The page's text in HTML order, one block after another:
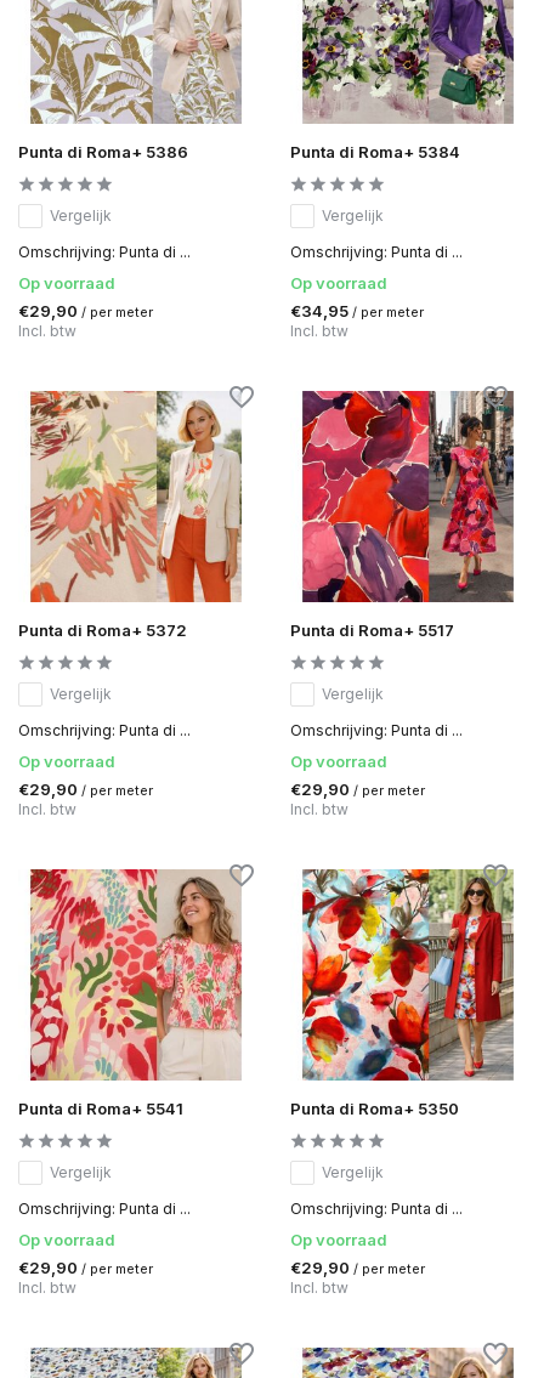
Punta di Roma+ 5386
Vergelijk
Omschrijving: Punta di ...
Op voorraad
€29,90 / per meter
Incl. btw
Punta di Roma+ 5384
Vergelijk
Omschrijving: Punta di ...
Op voorraad
€34,95 / per meter
Incl. btw
Punta di Roma+ 5372
Vergelijk
Omschrijving: Punta di ...
Op voorraad
€29,90 / per meter
Incl. btw
Punta di Roma+ 5517
Vergelijk
Omschrijving: Punta di ...
Op voorraad
€29,90 / per meter
Incl. btw
Punta di Roma+ 5541
Vergelijk
Omschrijving: Punta di ...
Op voorraad
€29,90 / per meter
Incl. btw
Punta di Roma+ 5350
Vergelijk
Omschrijving: Punta di ...
Op voorraad
€29,90 / per meter
Incl. btw